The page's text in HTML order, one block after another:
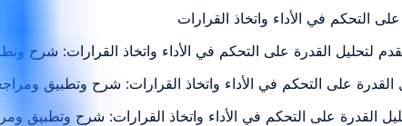
لتحليل القدرة على التحكم في الأداء واتخاذ القرارات: شرح
القدرة على التحكم في الأداء واتخاذ القرارات: شرح وتطبيق
القدرة على التحكم في الأداء واتخاذ القرارات: شرح وتطبيق